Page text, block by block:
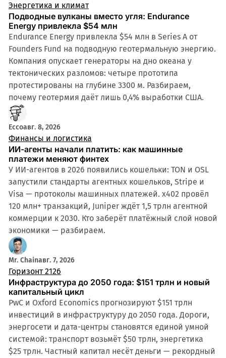
Энергетика и климат
Подводные вулканы вместо угля: Endurance
Energy привлекла $54 млн
Endurance Energy привлекла $54 млн в Series A от
Founders Fund на подводную геотермальную энергию.
Компания опускает генераторы на дно океана у
тектонических разломов: четыре прототипа
протестированы на глубине 3300 м. Разбираем,
почему геотермия даёт лишь 0,4% выработки США.
Eccoавг. 8, 2026
Финансы и логистика
ИИ-агенты начали платить: как машинные
платежи меняют финтех
У ИИ-агентов в 2026 появились кошельки: TON и OSL
запустили стандарты агентных кошельков, Stripe и
Visa — протоколы машинных платежей. x402 провёл
120 млн+ транзакций, Juniper ждёт 1,5 трлн агентной
коммерции к 2030. Кто заберёт платёжный слой новой
экономики — разбираем.
Mr. Chainавг. 7, 2026
Горизонт 2126
Инфраструктура до 2050 года: $151 трлн и новый
капитальный цикл
PwC и Oxford Economics прогнозируют $151 трлн
инвестиций в инфраструктуру до 2050 года. Дороги,
энергосети и дата-центры становятся единой умной
системой: транспорт возьмёт $50 трлн, энергетика
$25 трлн. Частный капитал несёт деньги — рекордный